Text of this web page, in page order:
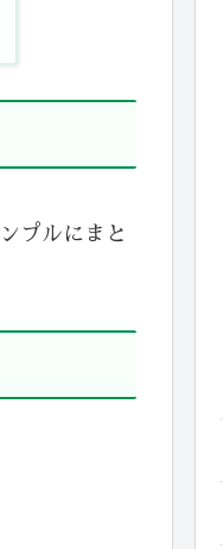
プルにまと